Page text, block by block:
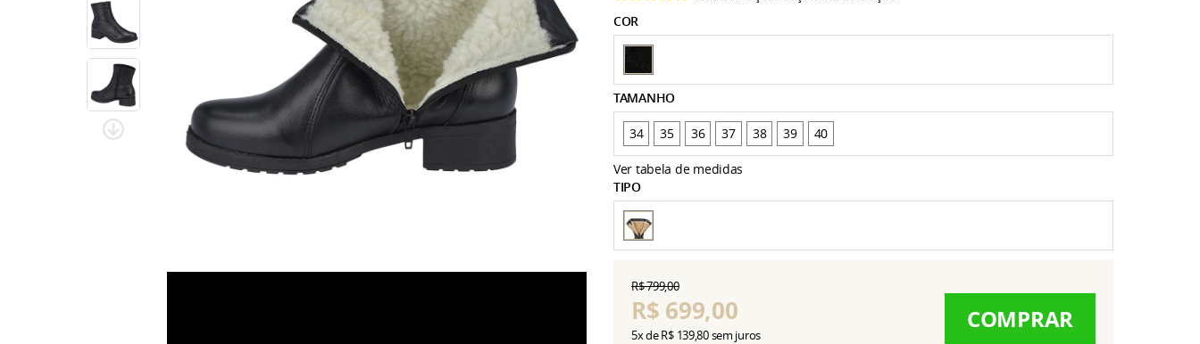
COR
TAMANHO
34 35 36 37 38 39 40
Ver tabela de medidas
TIPO
R$ 799,00
R$ 699,00
5xdeR$ 139,80sem juros
COMPRAR